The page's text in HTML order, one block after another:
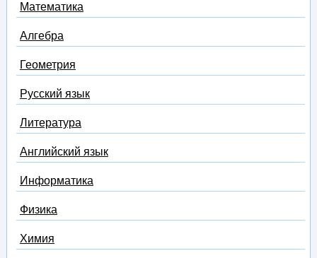
Математика
Алгебра
Геометрия
Русский язык
Литература
Английский язык
Информатика
Физика
Химия